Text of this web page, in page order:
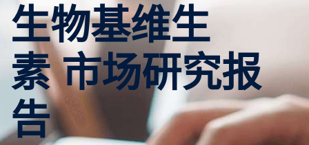
生物基维生
素 市场研究报
告